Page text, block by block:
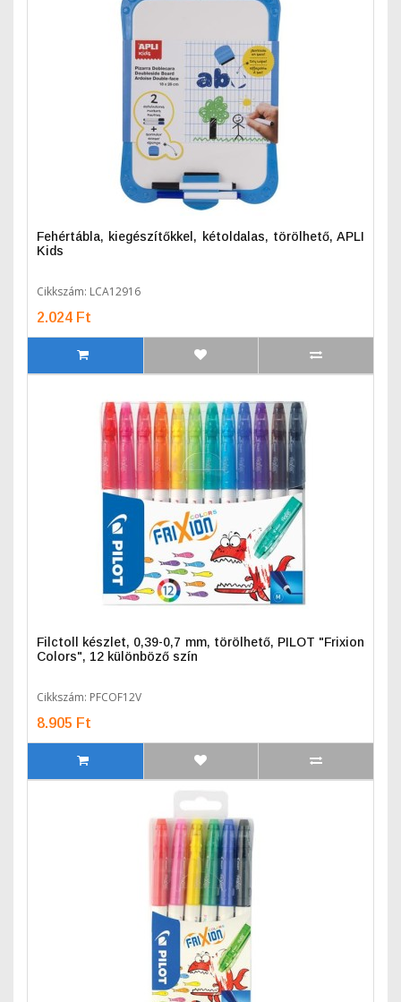
Fehértábla, kiegészítőkkel, kétoldalas, törölhető, APLI
Kids
Cikkszám: LCA12916
2.024 Ft
Filctoll készlet, 0,39-0,7 mm, törölhető, PILOT "Frixion
Colors", 12 különböző szín
Cikkszám: PFCOF12V
8.905 Ft